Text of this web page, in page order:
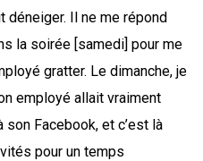
déneiger. Il ne me répond
la soirée [samedi] pour me
gratter. Le dimanche, je
employé allait vraiment
son Facebook, et c’est là
pour un temps